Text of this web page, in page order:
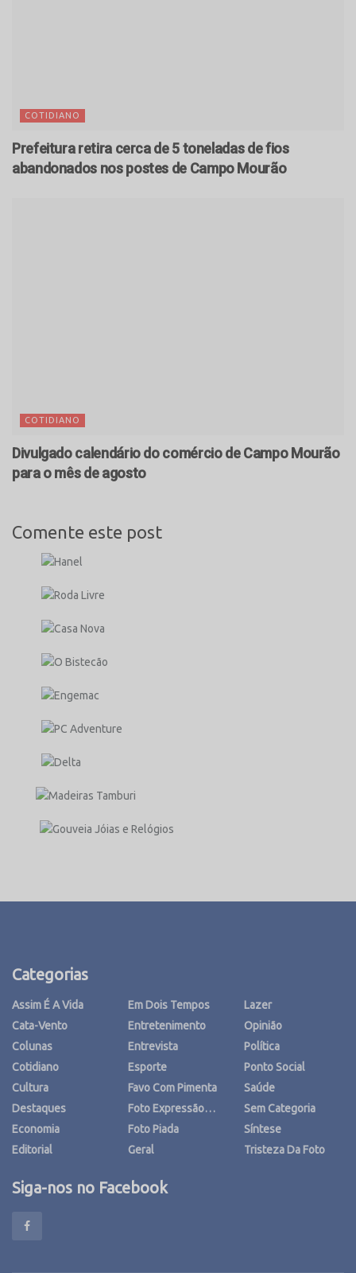
COTIDIANO
Prefeitura retira cerca de 5 toneladas de fios
abandonados nos postes de Campo Mourão
COTIDIANO
Divulgado calendário do comércio de Campo Mourão
para o mês de agosto
Comente este post
Categorias
Assim É A Vida
Cata-Vento
Colunas
Cotidiano
Cultura
Destaques
Economia
Editorial
Em Dois Tempos
Entretenimento
Entrevista
Esporte
Favo Com Pimenta
Foto Expressão…
Foto Piada
Geral
Lazer
Opinião
Política
Ponto Social
Saúde
Sem Categoria
Síntese
Tristeza Da Foto
Siga-nos no Facebook